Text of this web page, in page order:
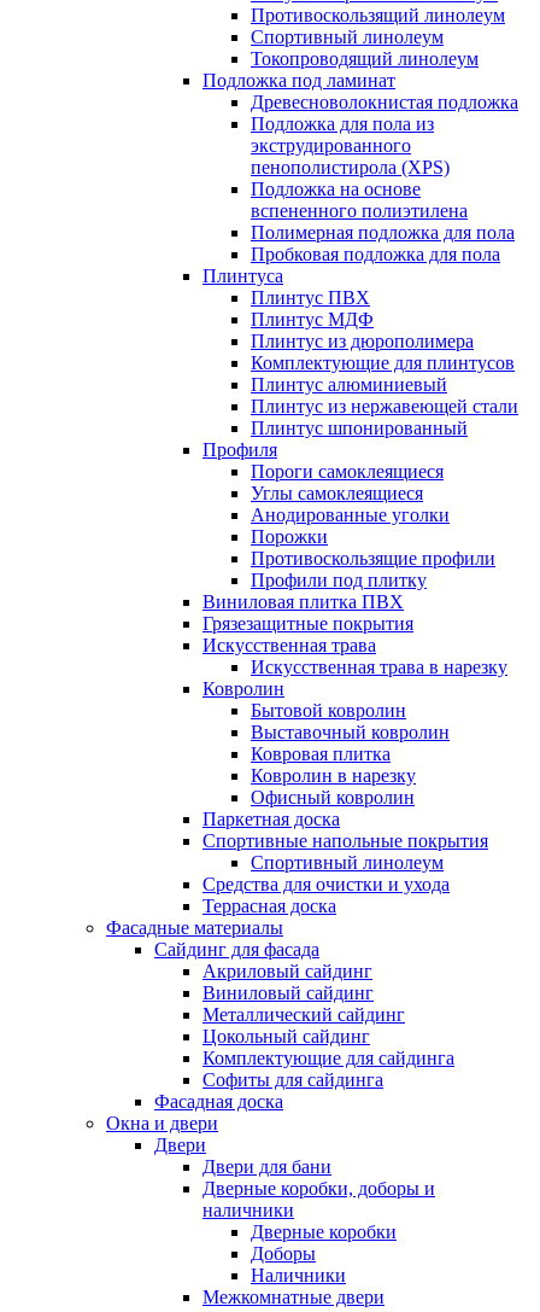
Противоскользящий линолеум
Спортивный линолеум
Токопроводящий линолеум
Подложка под ламинат
Древесноволокнистая подложка
Подложка для пола из
экструдированного
пенополистирола (XPS)
Подложка на основе
вспененного полиэтилена
Полимерная подложка для пола
Пробковая подложка для пола
Плинтуса
Плинтус ПВХ
Плинтус МДФ
Плинтус из дюрополимера
Комплектующие для плинтусов
Плинтус алюминиевый
Плинтус из нержавеющей стали
Плинтус шпонированный
Профиля
Пороги самоклеящиеся
Углы самоклеящиеся
Анодированные уголки
Порожки
Противоскользящие профили
Профили под плитку
Виниловая плитка ПВХ
Грязезащитные покрытия
Искусственная трава
Искусственная трава в нарезку
Ковролин
Бытовой ковролин
Выставочный ковролин
Ковровая плитка
Ковролин в нарезку
Офисный ковролин
Паркетная доска
Спортивные напольные покрытия
Спортивный линолеум
Средства для очистки и ухода
Террасная доска
Фасадные материалы
Сайдинг для фасада
Акриловый сайдинг
Виниловый сайдинг
Металлический сайдинг
Цокольный сайдинг
Комплектующие для сайдинга
Софиты для сайдинга
Фасадная доска
Окна и двери
Двери
Двери для бани
Дверные коробки, доборы и
наличники
Дверные коробки
Доборы
Наличники
Межкомнатные двери